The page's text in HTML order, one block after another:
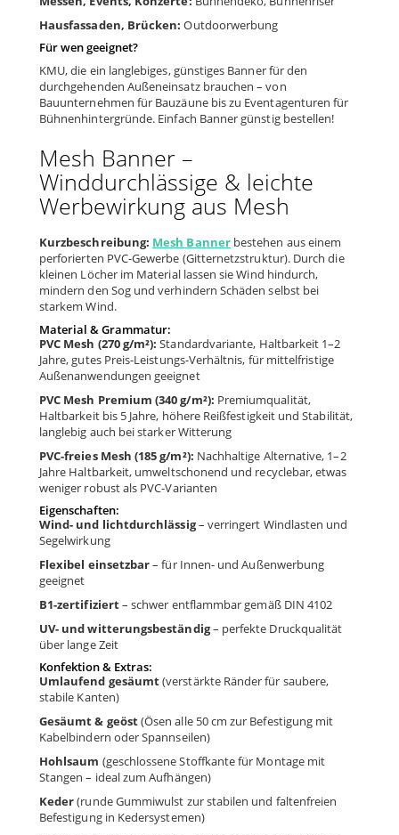
Hausfassaden, Brücken: Outdoorwerbung
Für wen geeignet?
KMU, die ein langlebiges, günstiges Banner für den
durchgehenden Außeneinsatz brauchen – von
Bauunternehmen für Bauzäune bis zu Eventagenturen für
Bühnenhintergründe. Einfach Banner günstig bestellen!
Mesh Banner –
Winddurchlässige & leichte
Werbewirkung aus Mesh
Kurzbeschreibung: Mesh Bannerbestehen aus einem
perforierten PVC-Gewerbe (Gitternetzstruktur). Durch die
kleinen Löcher im Material lassen sie Wind hindurch,
mindern den Sog und verhindern Schäden selbst bei
starkem Wind.
Material & Grammatur:
PVC Mesh (270 g/m²): Standardvariante, Haltbarkeit 1–2
Jahre, gutes Preis-Leistungs-Verhältnis, für mittelfristige
Außenanwendungen geeignet
PVC Mesh Premium (340 g/m²): Premiumqualität,
Haltbarkeit bis 5 Jahre, höhere Reißfestigkeit und Stabilität,
langlebig auch bei starker Witterung
PVC-freies Mesh (185 g/m²): Nachhaltige Alternative, 1–2
Jahre Haltbarkeit, umweltschonend und recyclebar, etwas
weniger robust als PVC-Varianten
Eigenschaften:
Wind- und lichtdurchlässig– verringert Windlasten und
Segelwirkung
Flexibel einsetzbar– für Innen- und Außenwerbung
geeignet
B1-zertifiziert– schwer entflammbar gemäß DIN 4102
UV- und witterungsbeständig– perfekte Druckqualität
über lange Zeit
Konfektion & Extras:
Umlaufend gesäumt(verstärkte Ränder für saubere,
stabile Kanten)
Gesäumt & geöst(Ösen alle 50 cm zur Befestigung mit
Kabelbindern oder Spannseilen)
Hohlsaum (geschlossene Stoffkante für Montage mit
Stangen – ideal zum Aufhängen)
Keder(runde Gummiwulst zur stabilen und faltenfreien
Befestigung in Kedersystemen)